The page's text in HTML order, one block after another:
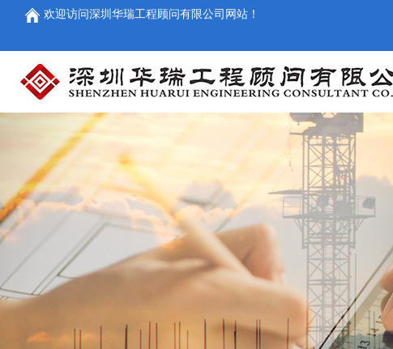
欢迎访问深圳华瑞工程顾问有限公司网站！